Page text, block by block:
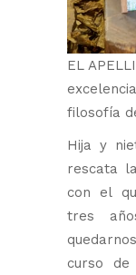
EL
filosofía
Hija y
rescata
con el
tres
curso